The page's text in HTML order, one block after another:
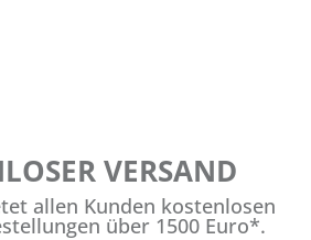
VERSAND
allen Kunden kostenlosen
über 1500 Euro*.